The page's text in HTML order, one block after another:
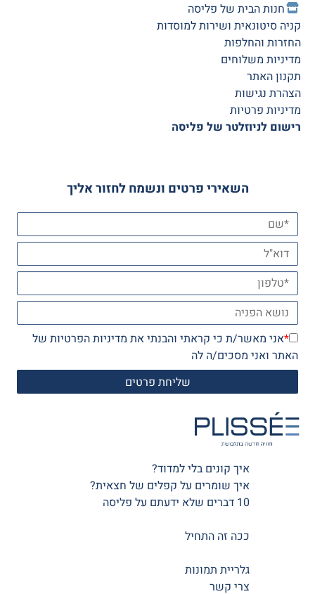
חנות הבית של פליסה
קניה סיטונאית ושירות למוסדות
החזרות והחלפות
מדיניות משלוחים
תקנון האתר
הצהרת נגישות
מדיניות פרטיות
רישום לניוזלטר של פליסה
השאירי פרטים ונשמח לחזור אליך
*אני מאשר/ת כי קראתי והבנתי את מדיניות הפרטיות של
האתר ואני מסכים/ה לה
איך קונים בלי למדוד?
איך שומרים על קפלים של חצאית?
10 דברים שלא ידעתם על פליסה
ככה זה התחיל
גלריית תמונות
צרי קשר